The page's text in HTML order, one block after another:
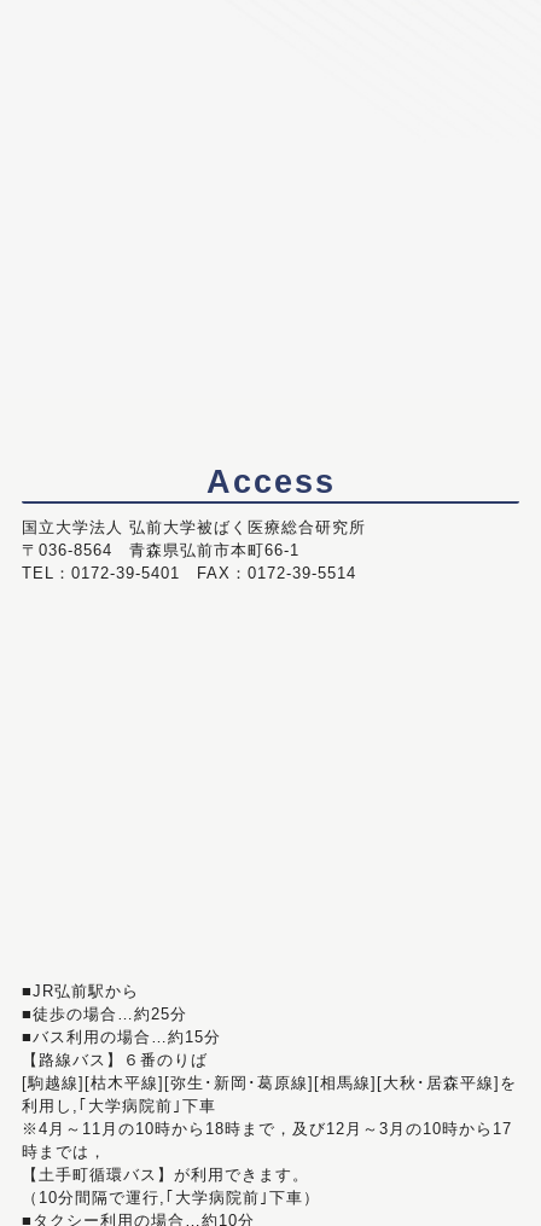
Access
国立大学法人 弘前大学被ばく医療総合研究所
〒036-8564 青森県弘前市本町66-1
TEL：0172-39-5401 FAX：0172-39-5514
■JR弘前駅から
■徒歩の場合…約25分
■バス利用の場合…約15分
【路線バス】６番のりば
[駒越線][枯木平線][弥生･新岡･葛原線][相馬線][大秋･居森平線]を
利用し,｢大学病院前｣下車
※4月～11月の10時から18時まで，及び12月～3月の10時から17
時までは，
【土手町循環バス】が利用できます。
（10分間隔で運行,｢大学病院前｣下車）
■タクシー利用の場合…約10分